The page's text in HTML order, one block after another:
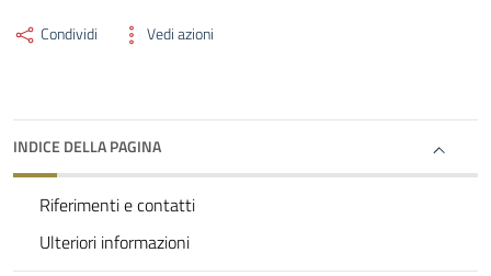
Condividi Vedi azioni
INDICE DELLA PAGINA
Riferimenti e contatti
Ulteriori informazioni